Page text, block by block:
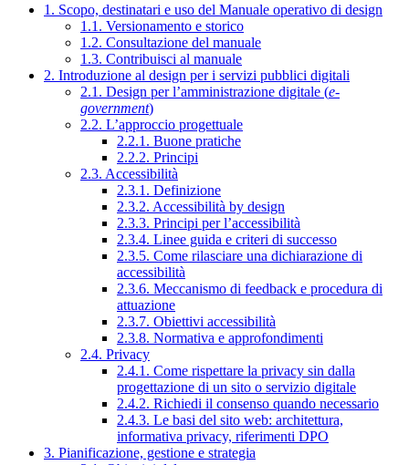
1. Scopo, destinatari e uso del Manuale operativo di design
1.1. Versionamento e storico
1.2. Consultazione del manuale
1.3. Contribuisci al manuale
2. Introduzione al design per i servizi pubblici digitali
2.1. Design per l’amministrazione digitale (e-
government)
2.2. L’approccio progettuale
2.2.1. Buone pratiche
2.2.2. Principi
2.3. Accessibilità
2.3.1. Definizione
2.3.2. Accessibilità by design
2.3.3. Principi per l’accessibilità
2.3.4. Linee guida e criteri di successo
2.3.5. Come rilasciare una dichiarazione di
accessibilità
2.3.6. Meccanismo di feedback e procedura di
attuazione
2.3.7. Obiettivi accessibilità
2.3.8. Normativa e approfondimenti
2.4. Privacy
2.4.1. Come rispettare la privacy sin dalla
progettazione di un sito o servizio digitale
2.4.2. Richiedi il consenso quando necessario
2.4.3. Le basi del sito web: architettura,
informativa privacy, riferimenti DPO
3. Pianificazione, gestione e strategia